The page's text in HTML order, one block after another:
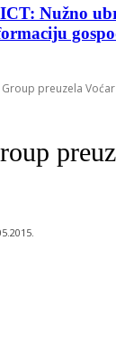
Nužno
preuzela